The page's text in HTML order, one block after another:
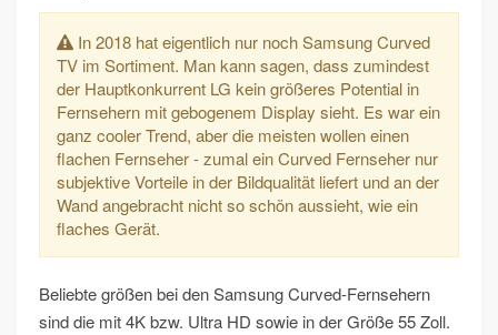
In 2018 hat eigentlich nur noch Samsung Curved
TV im Sortiment. Man kann sagen, dass zumindest
der Hauptkonkurrent LG kein größeres Potential in
Fernsehern mit gebogenem Display sieht. Es war ein
ganz cooler Trend, aber die meisten wollen einen
flachen Fernseher - zumal ein Curved Fernseher nur
subjektive Vorteile in der Bildqualität liefert und an der
Wand angebracht nicht so schön aussieht, wie ein
flaches Gerät.
Beliebte größen bei den Samsung Curved-Fernsehern
sind die mit 4K bzw. Ultra HD sowie in der Größe 55 Zoll.